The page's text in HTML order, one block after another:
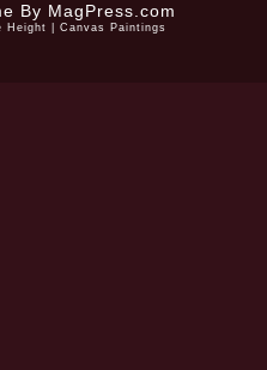
By MagPress.com
Height Canvas Paintings